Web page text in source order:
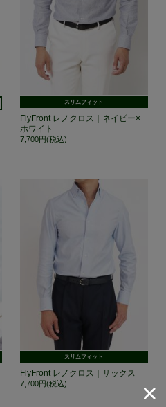
スリムフィット
FlyFront レノクロス｜ネイビー×
ホワイト
7,700円(税込)
スリムフィット
FlyFront レノクロス｜サックス
7,700円(税込)